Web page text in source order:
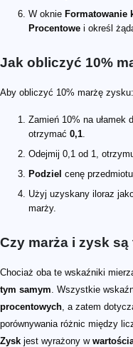
W oknie Formatowanie
Procentowe i określ
Jak obliczyć 10%
Aby obliczyć 10% marżę zysku:
Zamień 10% na ułamek
otrzymać 0,1
Odejmij 0,1 od 1,
Podziel cenę
Użyj uzyskany iloraz
marży.
Czy marża i zysk
Chociaż oba te wskaźniki
tym samym . Wszystkie
procentowych , a zatem
porównywania różnic między
Zysk jest wyrażony w